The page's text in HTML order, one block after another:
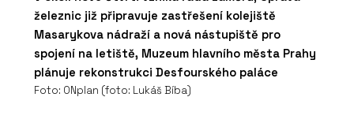
železnic již připravuje zastřešení kolejiště
Masarykova nádraží a nová nástupiště pro
spojení na letiště, Muzeum hlavního města Prahy
plánuje rekonstrukci Desfourského paláce
Foto: ONplan (foto: Lukáš Bíba)